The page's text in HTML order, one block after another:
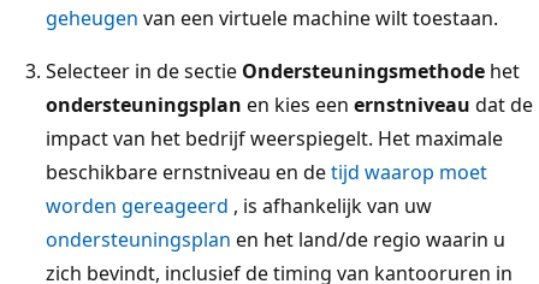
geheugen van een virtuele machine wilt toestaan.
Selecteer in de sectie Ondersteuningsmethode het
ondersteuningsplan en kies een ernstniveau dat de
impact van het bedrijf weerspiegelt. Het maximale
beschikbare ernstniveau en detijd waarop moet
worden gereageerd , is afhankelijk van uw
ondersteuningsplan en het land/de regio waarin u
zich bevindt, inclusief de timing van kantooruren in